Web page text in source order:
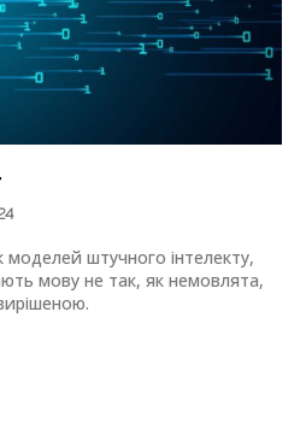
штучного інтелекту,
мову не так, як немовлята,